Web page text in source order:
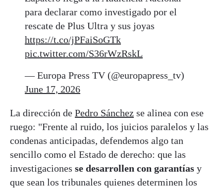
para declarar como investigado por el
rescate de Plus Ultra y sus joyas
https://t.co/jPFaiSoGTk
pic.twitter.com/S36rWzRskL
— Europa Press TV (@europapress_tv)
June 17, 2026
La dirección de Pedro Sánchez se alinea con ese
ruego: "Frente al ruido, los juicios paralelos y las
condenas anticipadas, defendemos algo tan
sencillo como el Estado de derecho: que las
investigaciones se desarrollen con garantías y
que sean los tribunales quienes determinen los